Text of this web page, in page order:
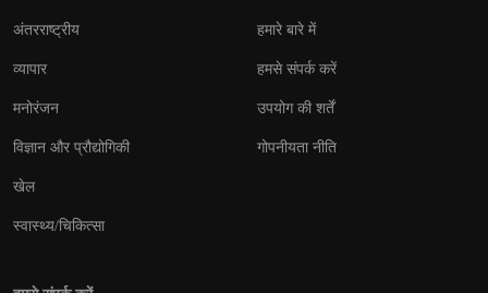
अंतरराष्ट्रीय
व्यापार
मनोरंजन
विज्ञान और प्रौद्योगिकी
खेल
स्वास्थ्य/चिकित्सा
हमारे बारे में
हमसे संपर्क करें
उपयोग की शर्तें
गोपनीयता नीति